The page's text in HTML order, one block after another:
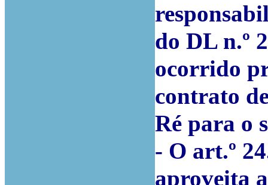
do DL n.º
ocorrido
contrato
Ré para o
- O art.º
aproveita